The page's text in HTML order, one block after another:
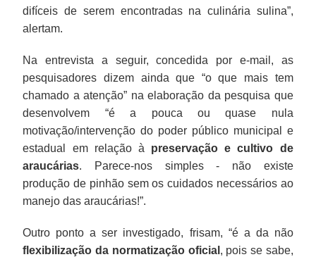
difíceis de serem encontradas na culinária sulina”,
alertam.
Na entrevista a seguir, concedida por e-mail, as
pesquisadores dizem ainda que “o que mais tem
chamado a atenção” na elaboração da pesquisa que
desenvolvem “é a pouca ou quase nula
motivação/intervenção do poder público municipal e
estadual em relação à preservação e cultivo de
araucárias. Parece-nos simples - não existe
produção de pinhão sem os cuidados necessários ao
manejo das araucárias!”.
Outro ponto a ser investigado, frisam, “é a da não
flexibilização da normatização oficial , pois se sabe,